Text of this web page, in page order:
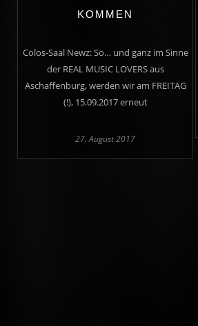
KOMMEN
Colos-Saal Newz: So… und ganz im Sinne
der REAL MUSIC LOVERS aus
Aschaffenburg, werden wir am FREITAG
(!), 15.09.2017 erneut
27. August 2017